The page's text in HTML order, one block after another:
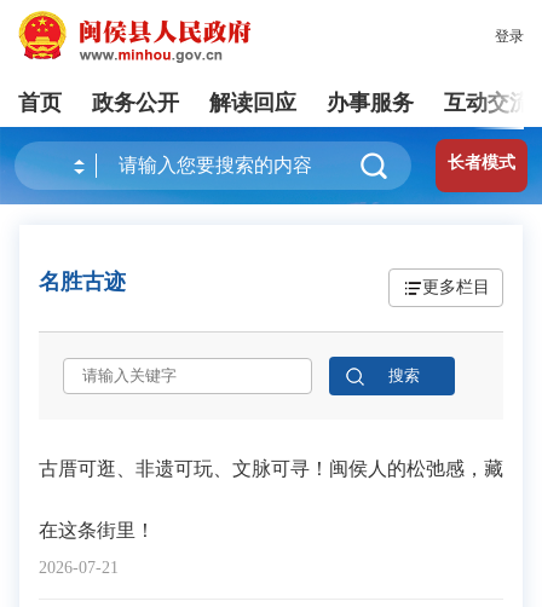
登录
首页 政务公开 解读回应 办事服务 互动交流
长者模式
名胜古迹 更多栏目
2026-07-21
古厝可逛、非遗可玩、文脉可寻！闽侯人的松弛感，藏
在这条街里！